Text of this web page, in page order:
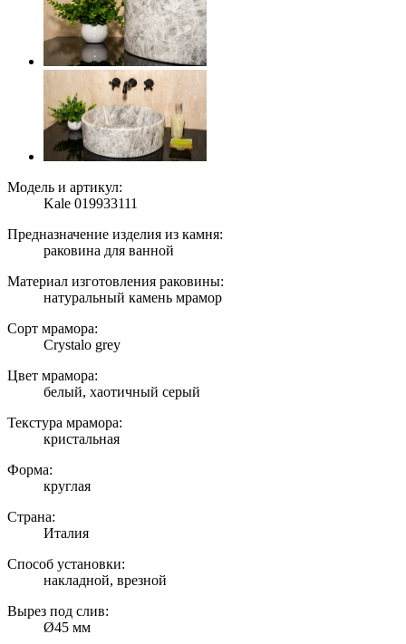
Модель и артикул:
Kale 019933111
Предназначение изделия из камня:
раковина для ванной
Материал изготовления раковины:
натуральный камень мрамор
Сорт мрамора:
Crystalo grey
Цвет мрамора:
белый, хаотичный серый
Текстура мрамора:
кристальная
Форма:
круглая
Страна:
Италия
Способ установки:
накладной, врезной
Вырез под слив:
Ø45 мм